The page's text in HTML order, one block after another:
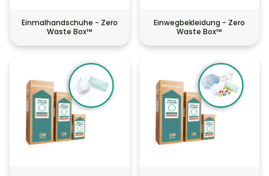
Einmalhandschuhe - Zero
Waste Box™
Einwegbekleidung - Zero
Waste Box™